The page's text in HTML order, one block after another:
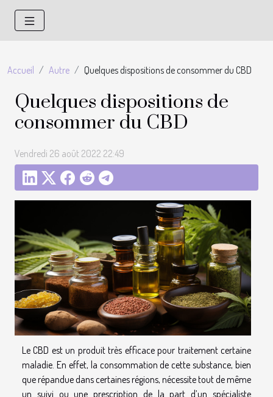
Accueil Autre Quelques dispositions de consommer du CBD
Quelques dispositions de
consommer du CBD
Vendredi 26 août 2022 22:49
Le CBD est un produit très efficace pour traitement certaine
maladie. En effet, la consommation de cette substance, bien
que répandue dans certaines régions, nécessite tout de même
un suivi ou une prescription de la part d’un spécialiste